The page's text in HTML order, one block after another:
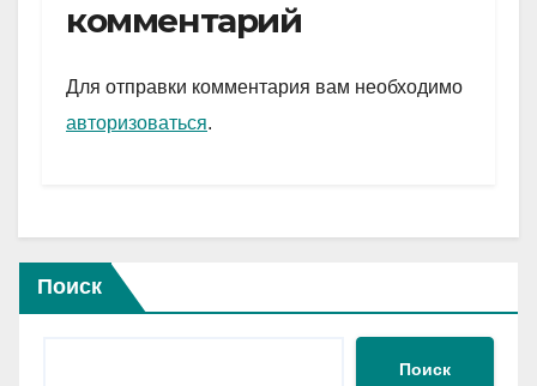
a
m
A
p
и
комментарий
Для отправки комментария вам необходимо
авторизоваться.
Поиск
Поиск